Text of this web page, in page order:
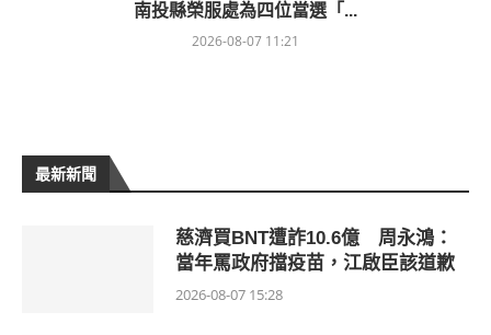
南投縣榮服處為四位當選「...
2026-08-07 11:21
最新新聞
慈濟買BNT遭詐10.6億 周永鴻：
當年罵政府擋疫苗，江啟臣該道歉
2026-08-07 15:28